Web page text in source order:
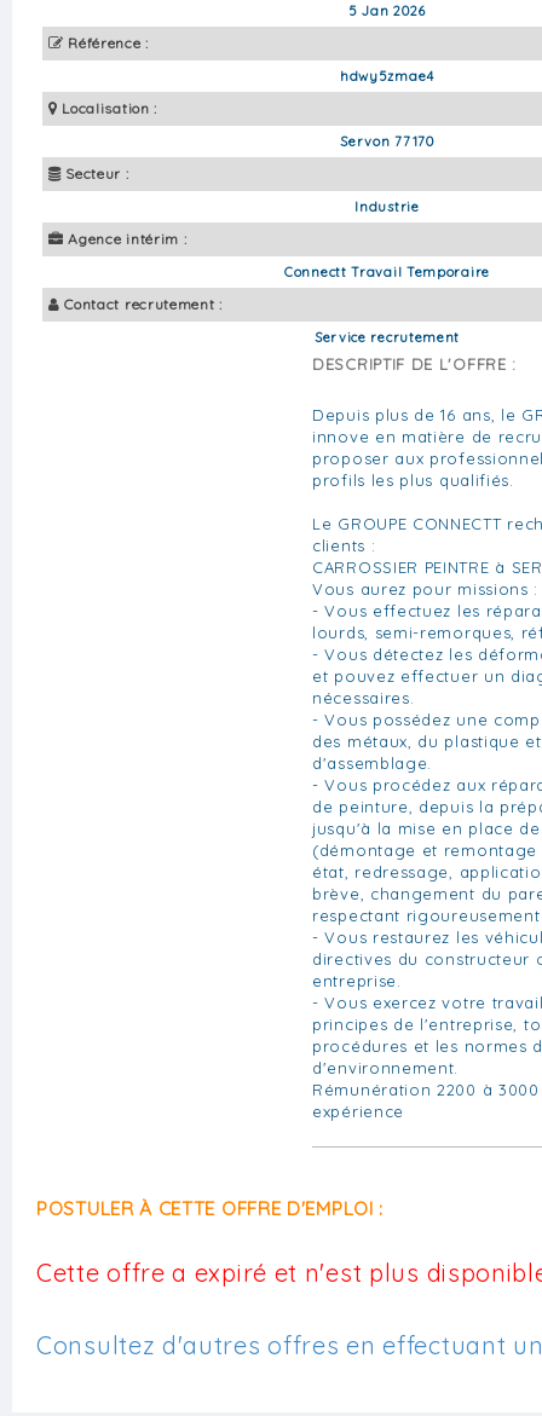
5 Jan 2026
Référence :
hdwy5zmae4
Localisation :
Servon 77170
Secteur :
Industrie
Agence intérim :
Connectt Travail Temporaire
Contact recrutement :
Service recrutement
DESCRIPTIF DE L'OFFRE :
Depuis plus de 16 ans, le
innove en matière de
proposer aux
profils les plus qualifiés.
Le GROUPE CONNECTT
clients :
CARROSSIER PEINTRE à
Vous aurez pour missions :
- Vous effectuez les
lourds, semi-remorques,
- Vous détectez les
et pouvez effectuer un
nécessaires.
- Vous possédez une
des métaux, du plastique
d'assemblage.
- Vous procédez aux
de peinture, depuis la
jusqu'à la mise en place
(démontage et remontage
état, redressage,
brève, changement du
respectant
- Vous restaurez les
directives du constructeur
entreprise.
- Vous exercez votre
principes de l'entreprise,
procédures et les normes
d'environnement.
Rémunération 2200 à
expérience
POSTULER À CETTE OFFRE D'EMPLOI :
Cette offre a expiré et n'est plus
Consultez d'autres offres en effectuant